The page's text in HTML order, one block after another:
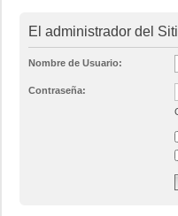
El administrador del
Nombre de Usuario:
Contraseña: